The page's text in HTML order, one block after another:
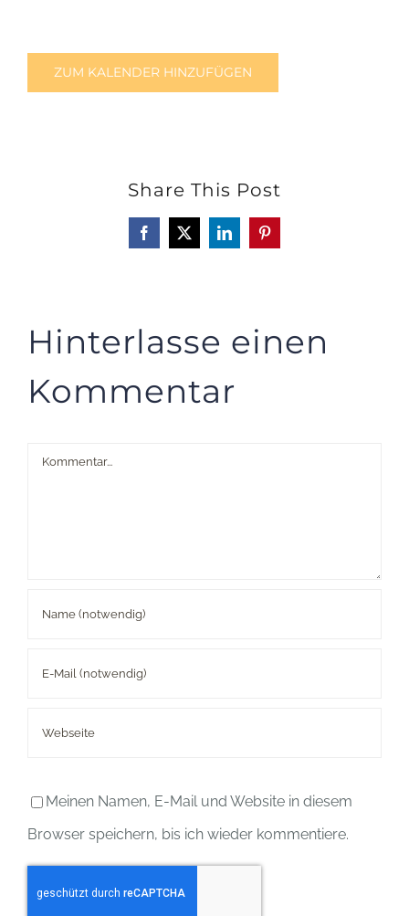
ZUM KALENDER HINZUFÜGEN
Share This Post
Facebook
X LinkedInPinterest
Hinterlasse einen
Kommentar
Kommentar
Meinen Namen, E-Mail und Website in diesem
Browser speichern, bis ich wieder kommentiere.